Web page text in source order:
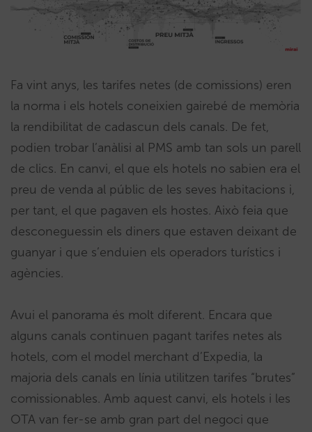
Fa vint anys, les tarifes netes (de comissions) eren
la norma i els hotels coneixien gairebé de memòria
la rendibilitat de cadascun dels canals. De fet,
podien trobar l’anàlisi al PMS amb tan sols un parell
de clics. En canvi, el que els hotels no sabien era el
preu de venda al públic de les seves habitacions i,
per tant, el que pagaven els hostes. Això feia que
desconeguessin els diners que estaven deixant de
guanyar i que s’enduien els operadors turístics i
agències.
Avui el panorama és molt diferent. Encara que
alguns canals continuen pagant tarifes netes als
hotels, com el model merchant d’Expedia, la
majoria dels canals en línia utilitzen tarifes “brutes”
comissionables. Amb aquest canvi, els hotels i les
OTA van fer-se amb gran part del negoci que